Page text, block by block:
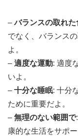
–バランスの取れた
でなく、バランス
よ。
– 適度な運動: 適度
いよ。
– 十分な睡眠: 十分
ために重要だよ。
– 無理のない範囲で
康的な生活をサポ